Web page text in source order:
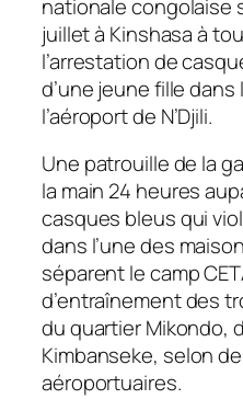
nationale congolaise
juillet à Kinshasa à
l’arrestation de
d’une jeune fille
l’aéroport de N’Djili.
Une patrouille de la
la main 24 heures
casques bleus qui
dans l’une des
séparent le camp
d’entraînement des
du quartier Mikondo,
Kimbanseke, selon
aéroportuaires.